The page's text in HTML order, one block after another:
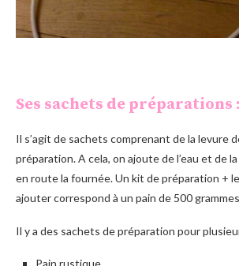
Ses sachets de préparations :
Il s’agit de sachets comprenant de la levure
préparation. A cela, on ajoute de l’eau et de
en route la fournée. Un kit de préparation +
ajouter correspond à un pain de 500
Il y a des sachets de préparation pour